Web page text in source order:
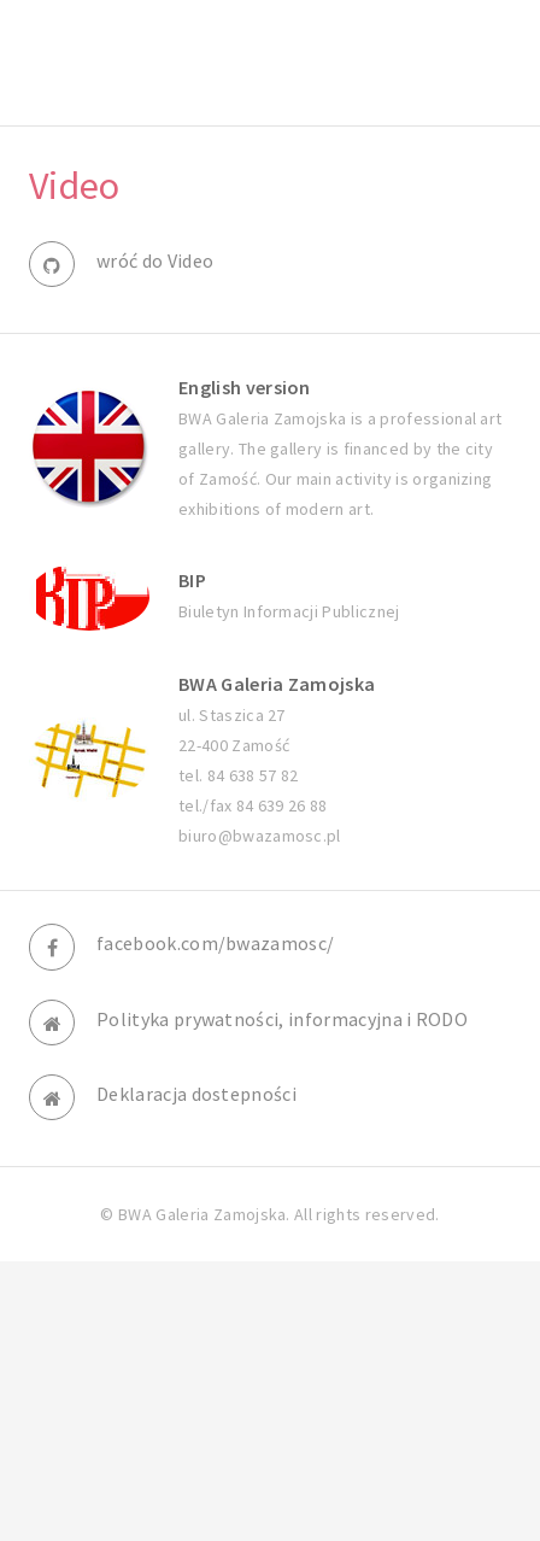
Video
wróć do Video
English version
BWA Galeria Zamojska is a professional art
gallery. The gallery is financed by the city
of Zamość. Our main activity is organizing
exhibitions of modern art.
BIP
Biuletyn Informacji Publicznej
BWA Galeria Zamojska
ul. Staszica 27
22-400 Zamość
tel. 84 638 57 82
tel./fax 84 639 26 88
biuro@bwazamosc.pl
facebook.com/bwazamosc/
Polityka prywatności, informacyjna i RODO
Deklaracja dostepności
© BWA Galeria Zamojska. All rights reserved.